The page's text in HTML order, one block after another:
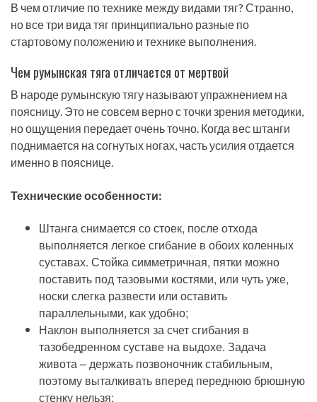
В чем отличие по технике между видами тяг? Странно,
но все три вида тяг принципиально разные по
стартовому положению и технике выполнения.
Чем румынская тяга отличается от мертвой
В народе румынскую тягу называют упражнением на
поясницу. Это не совсем верно с точки зрения методики,
но ощущения передает очень точно. Когда вес штанги
поднимается на согнутых ногах, часть усилия отдается
именно в пояснице.
Технические особенности:
Штанга снимается со стоек, после отхода
выполняется легкое сгибание в обоих коленных
суставах. Стойка симметричная, пятки можно
поставить под тазовыми костями, или чуть уже,
носки слегка развести или оставить
параллельными, как удобно;
Наклон выполняется за счет сгибания в
тазобедренном суставе на выдохе. Задача
живота – держать позвоночник стабильным,
поэтому выталкивать вперед переднюю брюшную
стенку нельзя;